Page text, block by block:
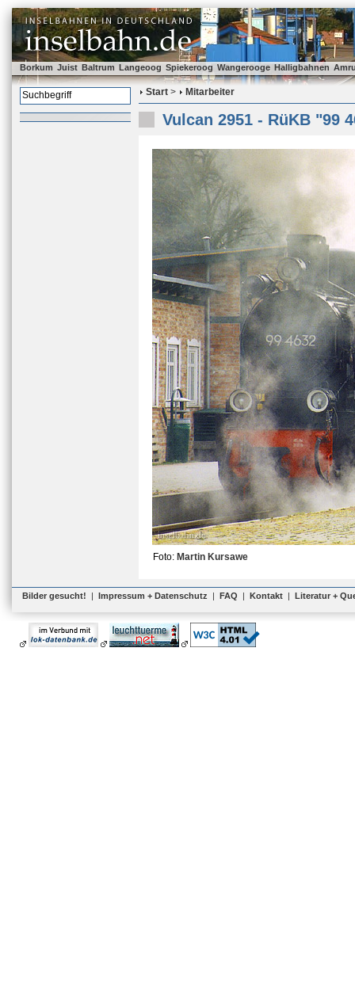
Borkum Juist Baltrum Langeoog Spiekeroog Wangerooge Halligbahnen
Start > Mitarbeiter
Vulcan 2951 - RüKB "99
Foto: Martin Kursawe
Bilder gesucht! | Impressum + Datenschutz | FAQ | Kontakt | Literatur +